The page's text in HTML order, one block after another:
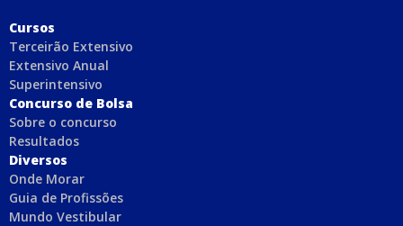
Cursos
Terceirão Extensivo
Extensivo Anual
Superintensivo
Concurso de Bolsa
Sobre o concurso
Resultados
Diversos
Onde Morar
Guia de Profissões
Mundo Vestibular